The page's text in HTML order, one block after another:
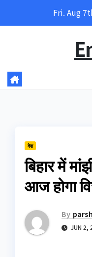
Fri. Aug
देश
बिहार में
आज होगा
By
JUN 2,